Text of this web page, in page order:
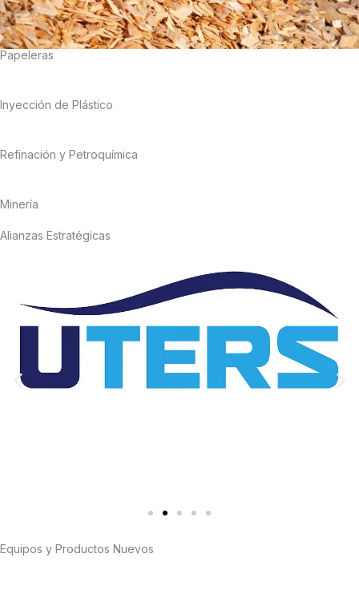
Papeleras
Inyección de Plástico
Refinación y Petroquímica
Minería
Alianzas Estratégicas
Equipos y Productos Nuevos